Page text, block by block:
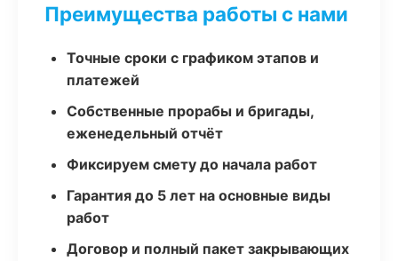
Преимущества работы с нами
Точные сроки с графиком этапов и
платежей
Собственные прорабы и бригады,
еженедельный отчёт
Фиксируем смету до начала работ
Гарантия до 5 лет на основные виды
работ
Договор и полный пакет закрывающих